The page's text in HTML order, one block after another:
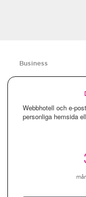
Business
Webbhotell och e-
personliga hemsida